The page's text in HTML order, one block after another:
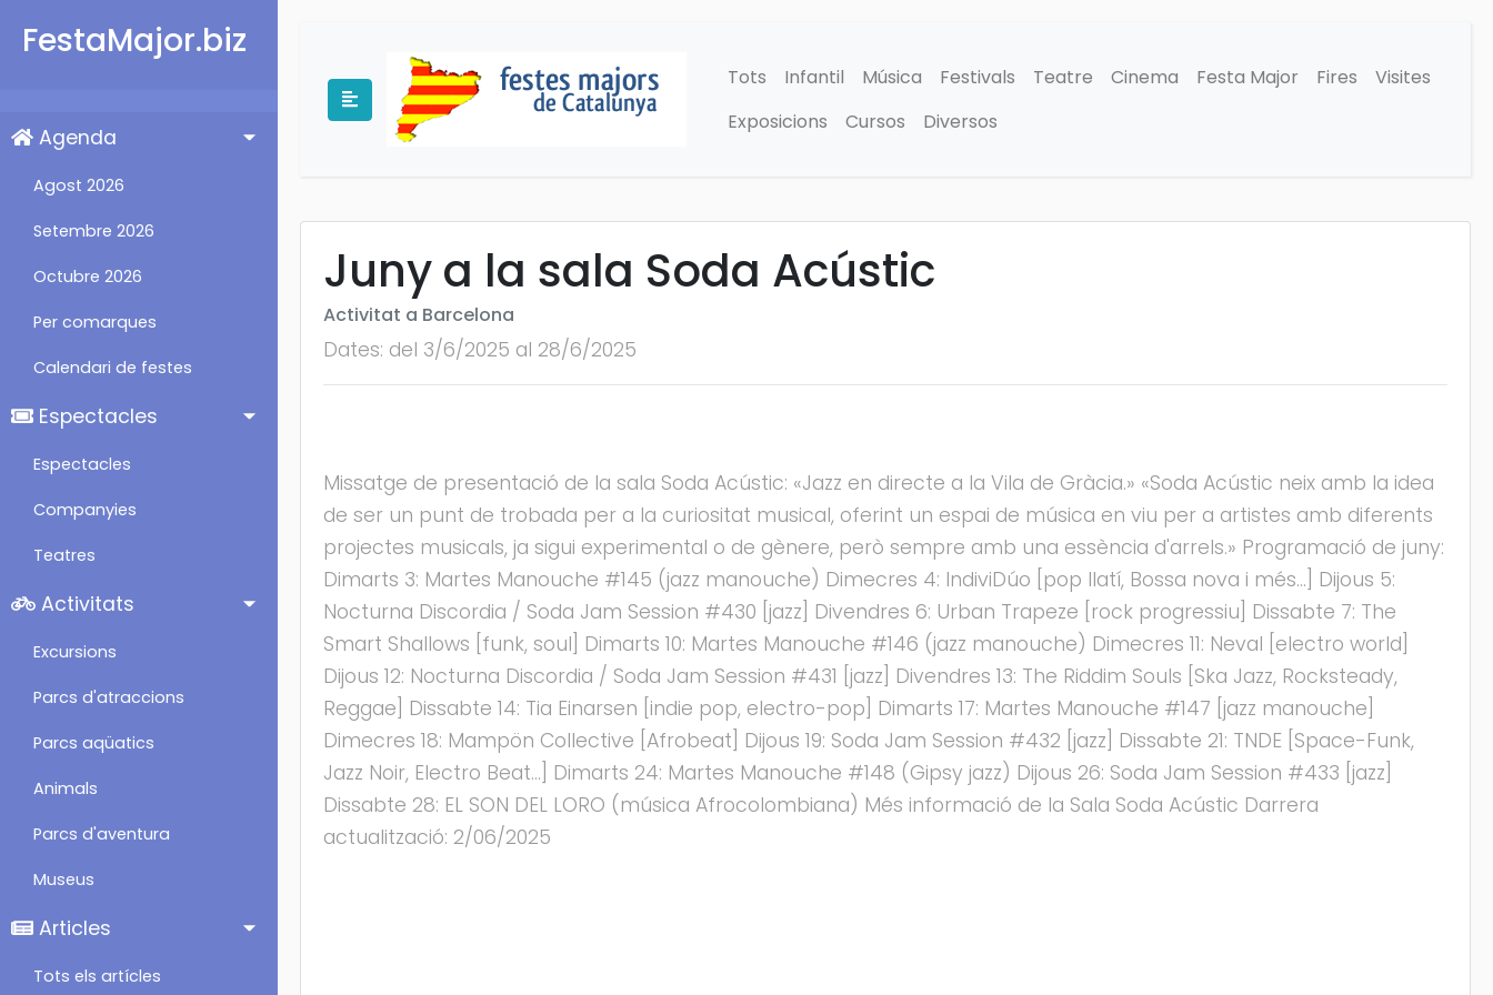
FestaMajor.biz
Agenda
Agost 2026
Setembre 2026
Octubre 2026
Per comarques
Calendari de festes
Espectacles
Espectacles
Companyies
Teatres
Activitats
Excursions
Parcs d'atraccions
Parcs aqüatics
Animals
Parcs d'aventura
Museus
Articles
Tots els artícles
Tots Infantil Música Festivals Teatre Cinema Festa Major Fires
Visites
Exposicions
Cursos Diversos
Juny a la sala Soda Acústic
Activitat a Barcelona
Dates: del 3/6/2025 al 28/6/2025
Missatge de presentació de la sala Soda Acústic: «Jazz en directe a la Vila de Gràcia.» «Soda Acústic neix amb la idea
de ser un punt de trobada per a la curiositat musical, oferint un espai de música en viu per a artistes amb diferents
projectes musicals, ja sigui experimental o de gènere, però sempre amb una essència d'arrels.» Programació de juny:
Dimarts 3: Martes Manouche #145 (jazz manouche) Dimecres 4: IndiviDúo [pop llatí, Bossa nova i més…] Dijous 5:
Nocturna Discordia / Soda Jam Session #430 [jazz] Divendres 6: Urban Trapeze [rock progressiu] Dissabte 7: The
Smart Shallows [funk, soul] Dimarts 10: Martes Manouche #146 (jazz manouche) Dimecres 11: Neval [electro world]
Dijous 12: Nocturna Discordia / Soda Jam Session #431 [jazz] Divendres 13: The Riddim Souls [Ska Jazz, Rocksteady,
Reggae] Dissabte 14: Tia Einarsen [indie pop, electro-pop] Dimarts 17: Martes Manouche #147 [jazz manouche]
Dimecres 18: Mampön Collective [Afrobeat] Dijous 19: Soda Jam Session #432 [jazz] Dissabte 21: TNDE [Space-Funk,
Jazz Noir, Electro Beat…] Dimarts 24: Martes Manouche #148 (Gipsy jazz) Dijous 26: Soda Jam Session #433 [jazz]
Dissabte 28: EL SON DEL LORO (música Afrocolombiana) Més informació de la Sala Soda Acústic Darrera
actualització: 2/06/2025